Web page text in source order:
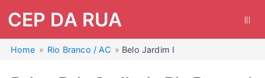
CEP DA RUA
Home Rio Branco / AC Belo Jardim I